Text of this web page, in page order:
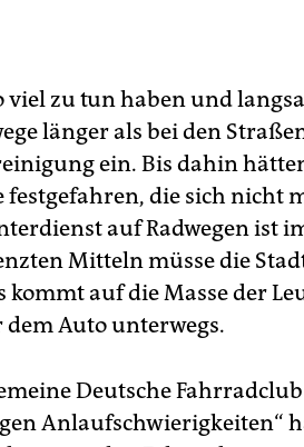
räumpflichtigen Privatleuten
einigen Fällen habe die Stadt auf
viel zu tun haben und
länger als bei den
ein. Bis dahin
festgefahren, die sich nicht
auf Radwegen ist
Mitteln müsse die
kommt auf die Masse der
dem Auto unterwegs.
Deutsche Fahrradclub
Anlaufschwierigkeiten“